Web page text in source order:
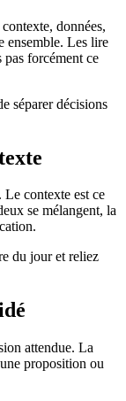
données,
ensemble. Les lire
forcément ce
séparer décisions
contexte est ce
se mélangent, la
du jour et reliez
attendue. La
proposition ou